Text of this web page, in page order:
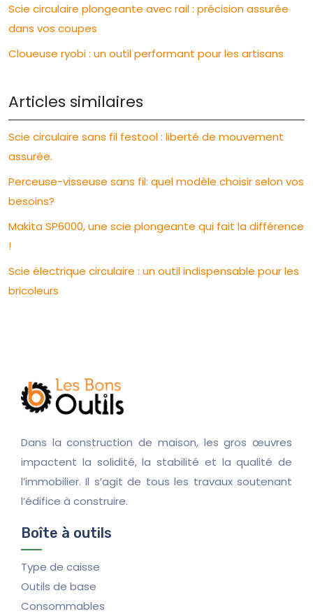
Scie circulaire plongeante avec rail : précision assurée
dans vos coupes
Cloueuse ryobi : un outil performant pour les artisans
Articles similaires
Scie circulaire sans fil festool : liberté de mouvement
assurée.
Perceuse-visseuse sans fil: quel modèle choisir selon vos
besoins?
Makita SP6000, une scie plongeante qui fait la différence
!
Scie électrique circulaire : un outil indispensable pour les
bricoleurs
Dans la construction de maison, les gros œuvres
impactent la solidité, la stabilité et la qualité de
l’immobilier. Il s’agit de tous les travaux soutenant
l’édifice à construire.
Boîte à outils
Type de caisse
Outils de base
Consommables